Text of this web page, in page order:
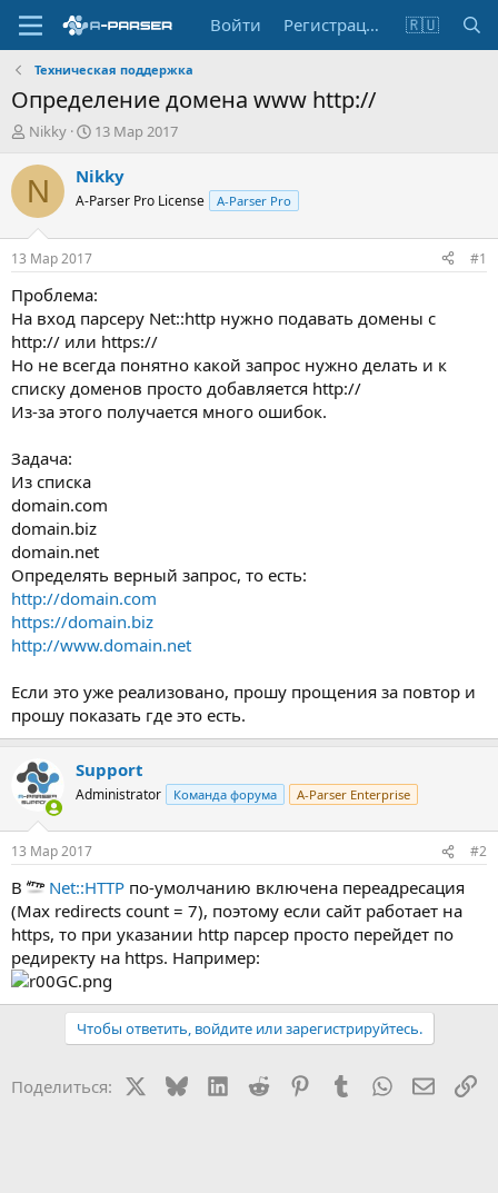
Войти Регистрация 🇷🇺
Техническая поддержка
Определение домена www http://
А
т
о
т
е
м
ы
Nikky
Д
т
н
а
л
13 Мар 2017
N Nikky
A-Parser Pro License A-Parser Pro
13 Мар 2017 #1
Проблема:
На вход парсеру Net::http нужно подавать домены с
http:// или https://
Но не всегда понятно какой запрос нужно делать и к
списку доменов просто добавляется http://
Из-за этого получается много ошибок.
Задача:
Из списка
domain.com
domain.biz
domain.net
Определять верный запрос, то есть:
http://domain.com
https://domain.biz
http://www.domain.net
Если это уже реализовано, прошу прощения за повтор и
прошу показать где это есть.
Support
Administrator Команда форума A-Parser Enterprise
13 Мар 2017 #2
В Net::HTTP по-умолчанию включена переадресация
(Max redirects count = 7), поэтому если сайт работает на
https, то при указании http парсер просто перейдет по
редиректу на https. Например:
Чтобы ответить, войдите или зарегистрируйтесь.
Поделиться: BlueskyLinkedIn
Reddit PinterestTumblr WhatsApp